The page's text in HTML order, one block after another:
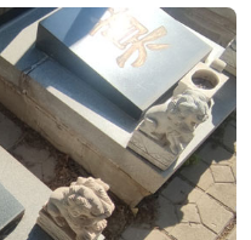
省力